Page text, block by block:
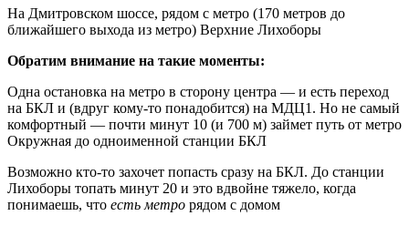
На Дмитровском шоссе, рядом с метро (170 метров до
ближайшего выхода из метро) Верхние Лихоборы
Обратим внимание на такие моменты:
Одна остановка на метро в сторону центра — и есть переход
на БКЛ и (вдруг кому-то понадобится) на МДЦ1. Но не самый
комфортный — почти минут 10 (и 700 м) займет путь от метро
Окружная до одноименной станции БКЛ
Возможно кто-то захочет попасть сразу на БКЛ. До станции
Лихоборы топать минут 20 и это вдвойне тяжело, когда
понимаешь, что есть метро рядом с домом